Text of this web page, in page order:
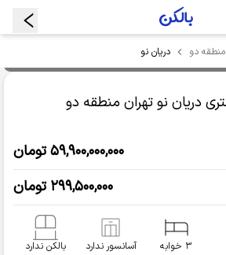
منطقه دو دریان نو
تهران منطقه دو
۵۹,۹۰۰,۰۰۰,۰۰۰ تومان
۲۹۹,۵۰۰,۰۰۰ تومان
۳ خوابه آسانسور ندارد بالکن ندارد